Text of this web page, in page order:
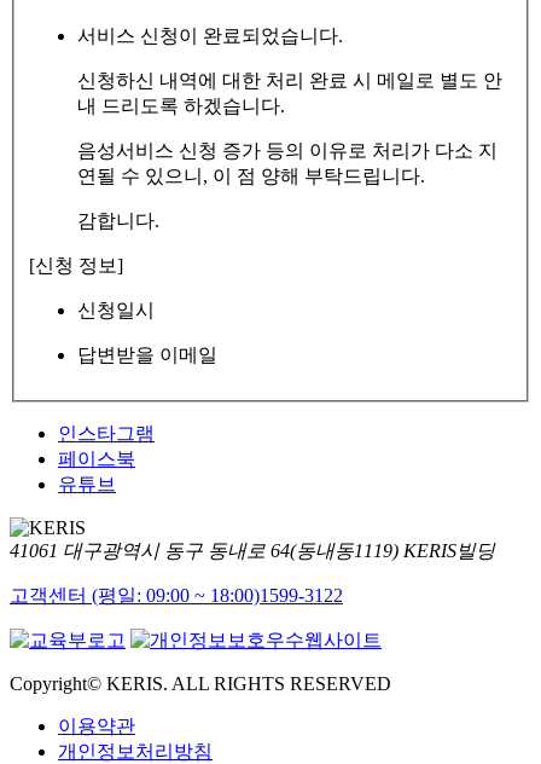
서비스 신청이 완료되었습니다.
신청하신 내역에 대한 처리 완료 시 메일로 별도 안
내 드리도록 하겠습니다.
음성서비스 신청 증가 등의 이유로 처리가 다소 지
연될 수 있으니, 이 점 양해 부탁드립니다.
감합니다.
[신청 정보]
신청일시
답변받을 이메일
인스타그램
페이스북
유튜브
41061 대구광역시 동구 동내로 64(동내동1119) KERIS빌딩
고객센터 (평일: 09:00 ~ 18:00)1599-3122
Copyright© KERIS. ALL RIGHTS RESERVED
이용약관
개인정보처리방침